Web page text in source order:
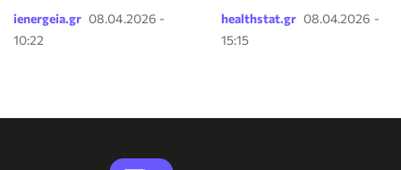
ienergeia.gr 08.04.2026 -
10:22
healthstat.gr 08.04.2026 -
15:15